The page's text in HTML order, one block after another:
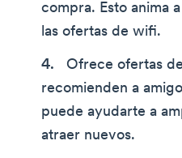
compra. Esto anima
las ofertas de wifi.
Ofrece ofertas
recomienden a
puede ayudarte a
atraer nuevos.